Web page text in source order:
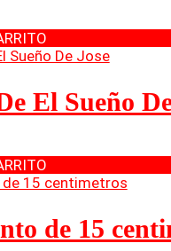
El Sueño
de 15